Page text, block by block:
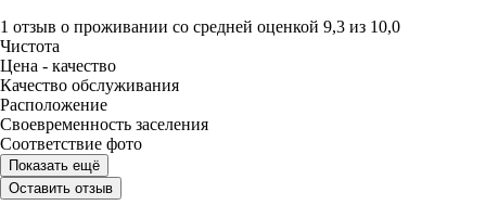
1 отзыв о проживании со средней оценкой 9,3 из 10,0
Чистота
Цена - качество
Качество обслуживания
Расположение
Своевременность заселения
Соответствие фото
Показать ещё
Оставить отзыв